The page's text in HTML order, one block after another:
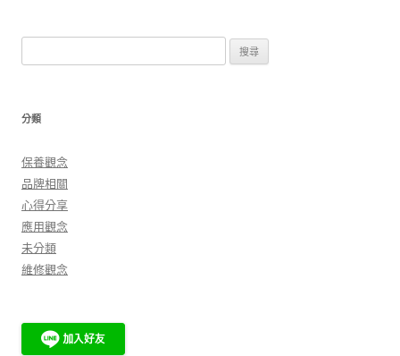
尋
鍵
分類
保養觀念
品牌相關
心得分享
應用觀念
未分類
維修觀念